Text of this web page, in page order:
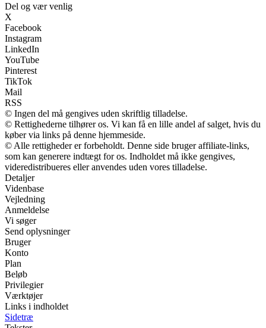
Del og vær venlig
X
Facebook
Instagram
LinkedIn
YouTube
Pinterest
TikTok
Mail
RSS
© Ingen del må gengives uden skriftlig tilladelse.
© Rettighederne tilhører os. Vi kan få en lille andel af salget, hvis du
køber via links på denne hjemmeside.
© Alle rettigheder er forbeholdt. Denne side bruger affiliate-links,
som kan generere indtægt for os. Indholdet må ikke gengives,
videredistribueres eller anvendes uden vores tilladelse.
Detaljer
Videnbase
Vejledning
Anmeldelse
Vi søger
Send oplysninger
Bruger
Konto
Plan
Beløb
Privilegier
Værktøjer
Links i indholdet
Sidetræ